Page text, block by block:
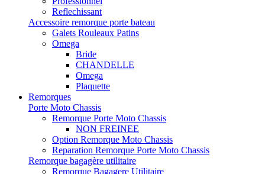
Reflechissant
Accessoire remorque porte bateau
Galets Rouleaux Patins
Omega
Bride
CHANDELLE
Omega
Plaquette
Remorques
Porte Moto Chassis
Remorque Porte Moto Chassis
NON FREINEE
Option Remorque Moto Chassis
Reparation Remorque Porte Moto Chassis
Remorque bagagère utilitaire
Remorque Bagagere Utilitaire